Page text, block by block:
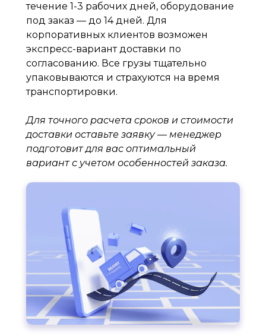
течение 1-3 рабочих дней, оборудование
под заказ — до 14 дней. Для
корпоративных клиентов возможен
экспресс-вариант доставки по
согласованию. Все грузы тщательно
упаковываются и страхуются на время
транспортировки.
Для точного расчета сроков и стоимости
доставки оставьте заявку — менеджер
подготовит для вас оптимальный
вариант с учетом особенностей заказа.